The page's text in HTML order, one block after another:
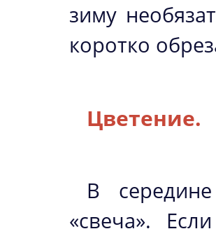
зиму
коротко
Цветение.
В
«свеча».